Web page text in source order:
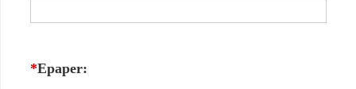
*Epaper: